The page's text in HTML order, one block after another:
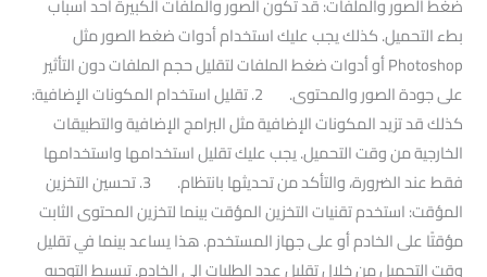
بطء التحميل. كذلك يجب عليك استخدام أدوات ضغط الصور مثل
Photoshop أو أدوات ضغط الملفات لتقليل حجم الملفات دون التأثير
على جودة الصور والمحتوى. 2. تقليل استخدام المكونات الإضافية:
كذلك قد تزيد المكونات الإضافية مثل البرامج الإضافية والتطبيقات
الخارجية من وقت التحميل. يجب عليك تقليل استخدامها واستخدامها
فقط عند الضرورة، والتأكد من تحديثها بانتظام. 3. تحسين التخزين
المؤقت: استخدم تقنيات التخزين المؤقت بينما لتخزين المحتوى الثابت
مؤقتًا على الخادم أو على جهاز المستخدم. هذا يساعد بينما في تقليل
وقت التحميل من خلال تقليل عدد الطلبات إلى الخادم. تبسيط التوجيه